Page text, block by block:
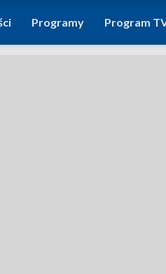
Programy Program